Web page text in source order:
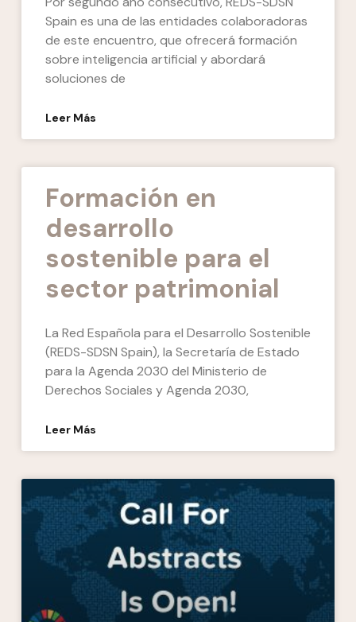
Spain es una de las entidades colaboradoras
de este encuentro, que ofrecerá formación
sobre inteligencia artificial y abordará
soluciones de
Leer Más
Formación en
desarrollo
sostenible para el
sector patrimonial
La Red Española para el Desarrollo Sostenible
(REDS-SDSN Spain), la Secretaría de Estado
para la Agenda 2030 del Ministerio de
Derechos Sociales y Agenda 2030,
Leer Más